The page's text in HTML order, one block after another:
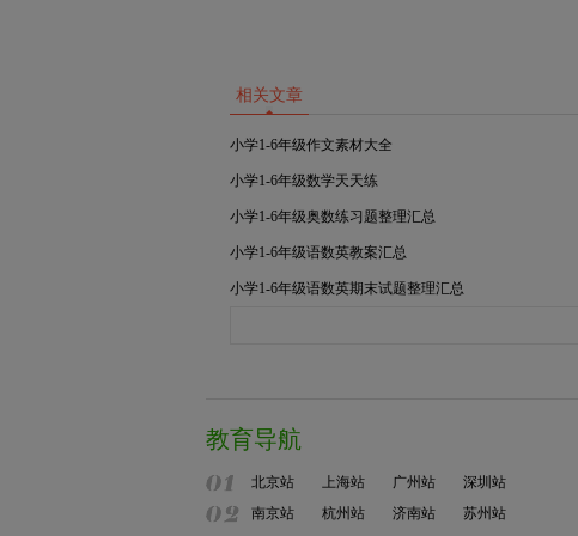
相关文章
小学1-6年级作文素材大全
小学1-6年级数学天天练
小学1-6年级奥数练习题整理汇总
小学1-6年级语数英教案汇总
小学1-6年级语数英期末试题整理汇总
教育导航
北京站 上海站 广州站 深圳站
南京站
杭州站 济南站 苏州站